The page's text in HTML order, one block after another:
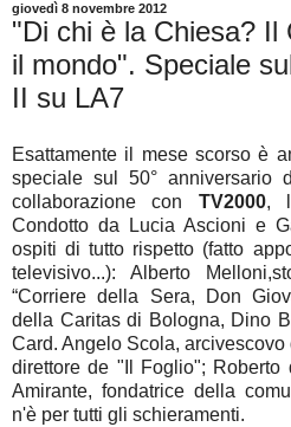
giovedì 8 novembre 2012
"Di chi è la Chiesa? Il
il mondo". Speciale
II su LA7
Esattamente il mese scorso è
speciale sul 50° anniversario
collaborazione con TV2000,
Condotto da Lucia Ascioni e
ospiti di tutto rispetto (fatto
televisivo...): Alberto
“Corriere della Sera, Don
della Caritas di Bologna, Dino
Card. Angelo Scola,
direttore de "Il Foglio"; Roberto
Amirante, fondatrice della
n'è per tutti gli schieramenti.